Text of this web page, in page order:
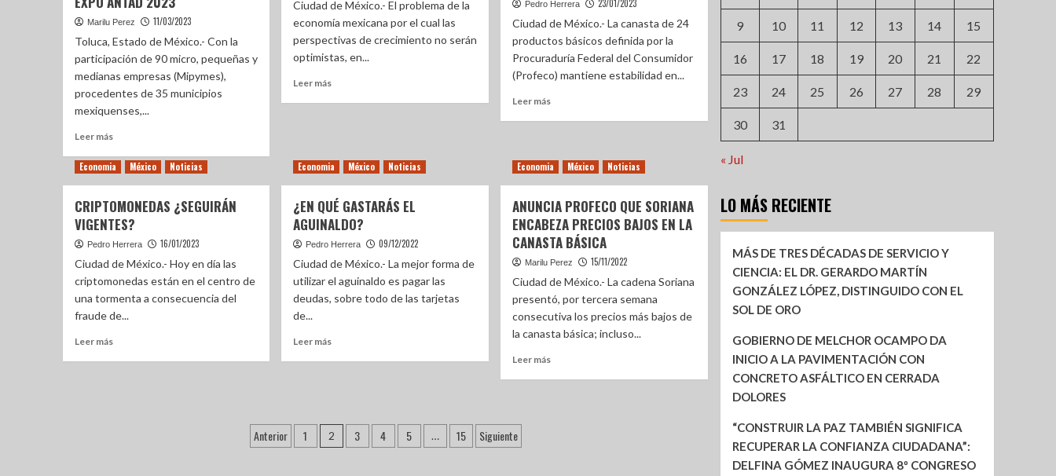
Marilu Perez 11/03/2023
Toluca, Estado de México.- Con la
participación de 90 micro, pequeñas y
medianas empresas (Mipymes),
procedentes de 35 municipios
mexiquenses,...
Leer más
Ciudad de México.- El problema de la
economía mexicana por el cual las
perspectivas de crecimiento no serán
optimistas, en...
Leer más
Pedro Herrera 23/01/2023
Ciudad de México.- La canasta de 24
productos básicos definida por la
Procuraduría Federal del Consumidor
(Profeco) mantiene estabilidad en...
Leer más
Economia México Noticias
CRIPTOMONEDAS ¿SEGUIRÁN
VIGENTES?
Pedro Herrera 16/01/2023
Ciudad de México.- Hoy en día las
criptomonedas están en el centro de
una tormenta a consecuencia del
fraude de...
Leer más
Economia México Noticias
¿EN QUÉ GASTARÁS EL
AGUINALDO?
Pedro Herrera 09/12/2022
Ciudad de México.- La mejor forma de
utilizar el aguinaldo es pagar las
deudas, sobre todo de las tarjetas
de...
Leer más
Economia México Noticias
ANUNCIA PROFECO QUE SORIANA
ENCABEZA PRECIOS BAJOS EN LA
CANASTA BÁSICA
Marilu Perez 15/11/2022
Ciudad de México.- La cadena Soriana
presentó, por tercera semana
consecutiva los precios más bajos de
la canasta básica; incluso...
Leer más
Anterior 1 2 3 4 5 … 15 Siguiente
9 10 11 12 13 14 15
16 17 18 19 20 21 22
23 24 25 26 27 28 29
30 31
« Jul
LO MÁS RECIENTE
MÁS DE TRES DÉCADAS DE SERVICIO Y
CIENCIA: EL DR. GERARDO MARTÍN
GONZÁLEZ LÓPEZ, DISTINGUIDO CON EL
SOL DE ORO
GOBIERNO DE MELCHOR OCAMPO DA
INICIO A LA PAVIMENTACIÓN CON
CONCRETO ASFÁLTICO EN CERRADA
DOLORES
“CONSTRUIR LA PAZ TAMBIÉN SIGNIFICA
RECUPERAR LA CONFIANZA CIUDADANA”:
DELFINA GÓMEZ INAUGURA 8º CONGRESO